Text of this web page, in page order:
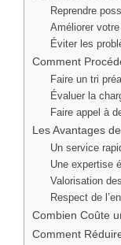
Reprendre
Améliorer
Éviter les
Comment
Faire un tri
Évaluer la
Faire appel à
Les Avantages
Un service
Une expertise
Valorisation
Respect de
Combien Coûte
Comment